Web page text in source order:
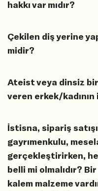
hakkı var mıdır?
Çekilen diş yerine
midir?
Ateist veya dinsiz
veren erkek/kadının
İstisna, sipariş
gayrımenkulu,
gerçekleştirirken,
belli mi olmalıdır?
kalem malzeme